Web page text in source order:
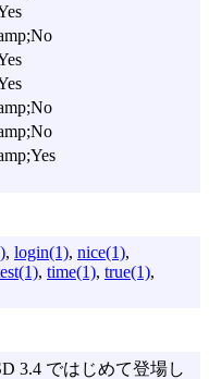
, login(1), nice(1),
, time(1), true(1),
3.4 ではじめて登場し